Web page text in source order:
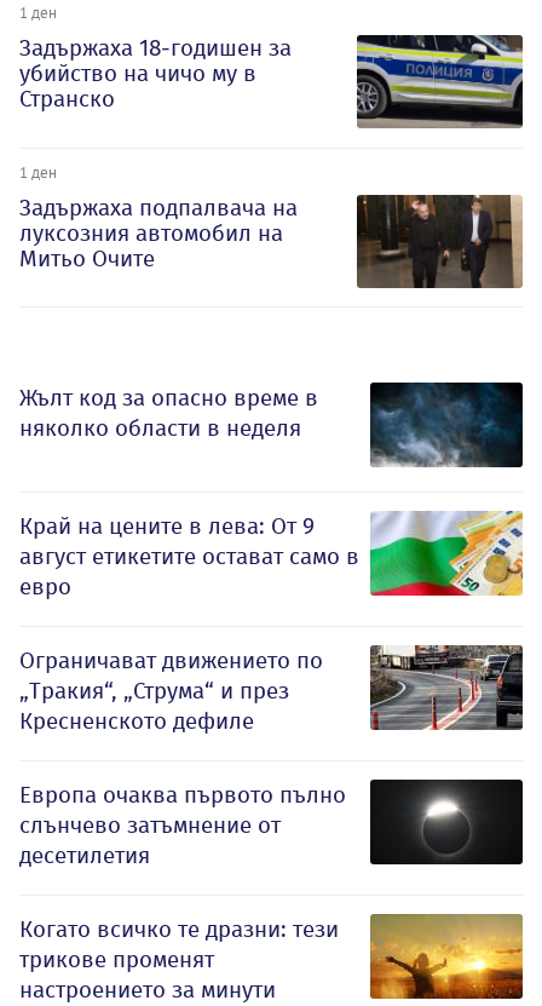
1 ден
Задържаха 18-годишен за
убийство на чичо му в
Странско
1 ден
Задържаха подпалвача на
луксозния автомобил на
Митьо Очите
Жълт код за опасно време в
няколко области в неделя
Край на цените в лева: От 9
август етикетите остават само в
евро
Ограничават движението по
„Тракия“, „Струма“ и през
Кресненското дефиле
Европа очаква първото пълно
слънчево затъмнение от
десетилетия
Когато всичко те дразни: тези
трикове променят
настроението за минути